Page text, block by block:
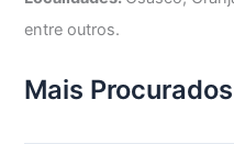
entre outros.
Mais Procurados